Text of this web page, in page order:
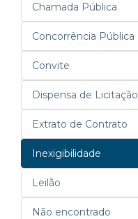
Chamada Pública
Concorrência Pública
Convite
Dispensa de Licitação
Extrato de Contrato
Inexigibilidade
Leilão
Não encontrado